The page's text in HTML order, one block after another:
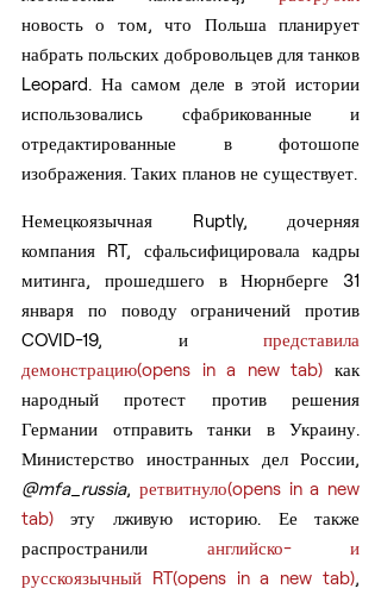
новость о том, что Польша планирует
набрать польских добровольцев для танков
Leopard. На самом деле в этой истории
использовались сфабрикованные и
отредактированные в фотошопе
изображения. Таких планов не существует.
Немецкоязычная Ruptly, дочерняя
компания RT, сфальсифицировала кадры
митинга, прошедшего в Нюрнберге 31
января по поводу ограничений против
COVID-19, и представила
демонстрацию(opens in a new tab) как
народный протест против решения
Германии отправить танки в Украину.
@mfa_russia, ретвитнуло(opens in a new
tab) эту лживую историю. Ее также
распространили английско- и
русскоязычный RT(opens in a new tab)